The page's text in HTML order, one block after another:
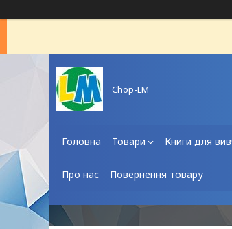
Chop-LM
Головна Товари Книги для
Про нас Повернення товару